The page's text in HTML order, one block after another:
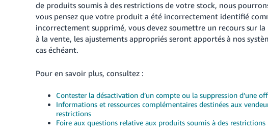
de produits soumis à des restrictions de votre stock, nous
vous pensez que votre produit a été incorrectement identifié
incorrectement supprimé, vous devez soumettre un recours sur
à la vente, les ajustements appropriés seront apportés à nos
cas échéant.
Pour en savoir plus, consultez :
Contester la désactivation d’un compte ou la suppression d’une
Informations et ressources complémentaires destinées aux
restrictions
Foire aux questions relative aux produits soumis à des restrictions